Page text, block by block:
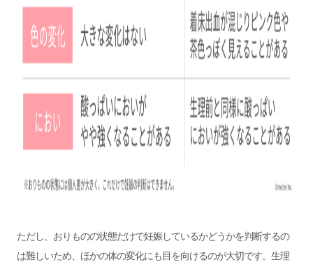
ただし、おりものの状態だけで妊娠しているかどうかを判断するの
は難しいため、ほかの体の変化にも目を向けるのが大切です。生理